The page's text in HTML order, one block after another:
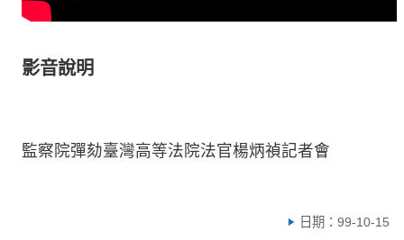
影音說明
監察院彈劾臺灣高等法院法官楊炳禎記者會
日期：99-10-15